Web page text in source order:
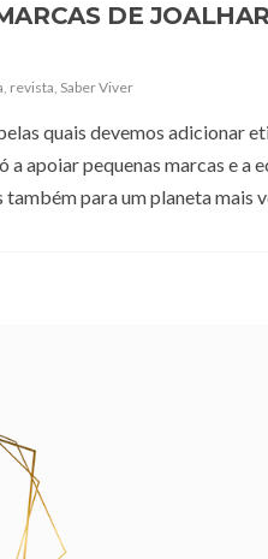
DE
, revista, Saber Viver
quais devemos adicionar
a apoiar pequenas marcas e
para um planeta mais